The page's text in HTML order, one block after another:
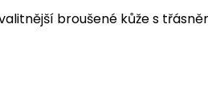
broušené kůže s